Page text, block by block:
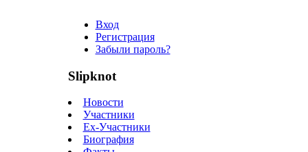
Вход
Регистрация
Забыли пароль?
Slipknot
Новости
Участники
Ex-Участники
Биография